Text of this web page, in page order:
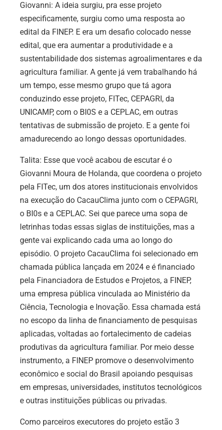
Giovanni: A ideia surgiu, pra esse projeto
especificamente, surgiu como uma resposta ao
edital da FINEP. E era um desafio colocado nesse
edital, que era aumentar a produtividade e a
sustentabilidade dos sistemas agroalimentares e da
agricultura familiar. A gente já vem trabalhando há
um tempo, esse mesmo grupo que tá agora
conduzindo esse projeto, FITec, CEPAGRI, da
UNICAMP, com o BI0S e a CEPLAC, em outras
tentativas de submissão de projeto. E a gente foi
amadurecendo ao longo dessas oportunidades.
Talita: Esse que você acabou de escutar é o
Giovanni Moura de Holanda, que coordena o projeto
pela FITec, um dos atores institucionais envolvidos
na execução do CacauClima junto com o CEPAGRI,
o BI0s e a CEPLAC. Sei que parece uma sopa de
letrinhas todas essas siglas de instituições, mas a
gente vai explicando cada uma ao longo do
episódio. O projeto CacauClima foi selecionado em
chamada pública lançada em 2024 e é financiado
pela Financiadora de Estudos e Projetos, a FINEP,
uma empresa pública vinculada ao Ministério da
Ciência, Tecnologia e Inovação. Essa chamada está
no escopo da linha de financiamento de pesquisas
aplicadas, voltadas ao fortalecimento de cadeias
produtivas da agricultura familiar. Por meio desse
instrumento, a FINEP promove o desenvolvimento
econômico e social do Brasil apoiando pesquisas
em empresas, universidades, institutos tecnológicos
e outras instituições públicas ou privadas.
Como parceiros executores do projeto estão 3